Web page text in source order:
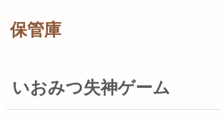
保管庫
いおみつ失神ゲーム